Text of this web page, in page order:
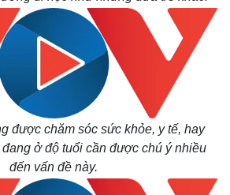
Multimedia
Video
Ảnh
E-Magazine
Infographic
được chăm sóc sức khỏe, y tế, hay
ở độ tuổi cần được chú ý nhiều
đến vấn đề này.